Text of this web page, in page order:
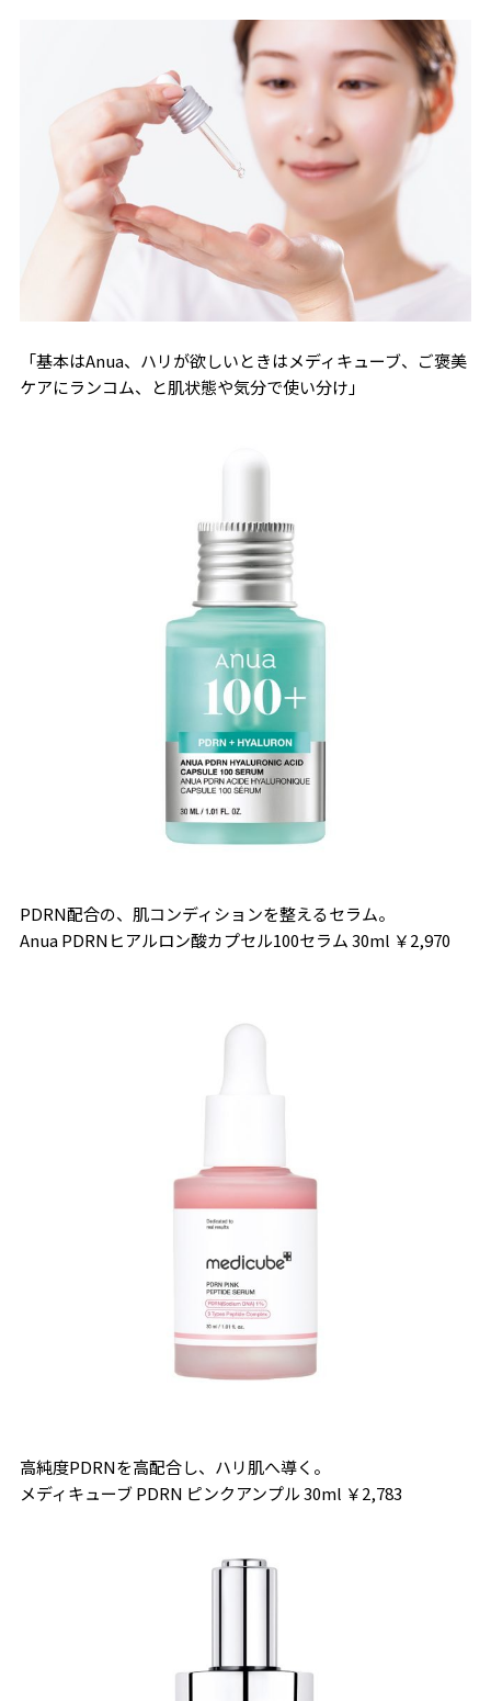
「基本はAnua、ハリが欲しいときはメディキューブ、ご褒美
ケアにランコム、と肌状態や気分で使い分け」
PDRN配合の、肌コンディションを整えるセラム。
Anua PDRNヒアルロン酸カプセル100セラム 30ml ￥2,970
高純度PDRNを高配合し、ハリ肌へ導く。
メディキューブ PDRN ピンクアンプル 30ml ￥2,783